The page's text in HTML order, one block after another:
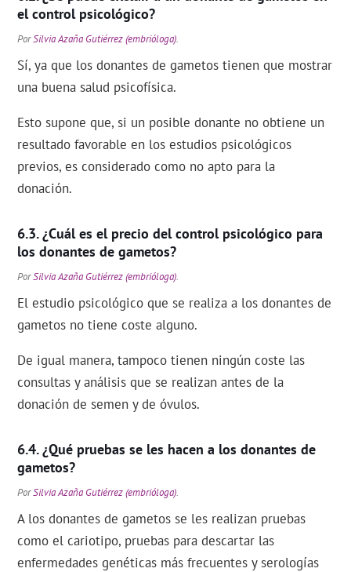
el control psicológico?
PorSilvia Azaña Gutiérrez (embrióloga).
Sí, ya que los donantes de gametos tienen que mostrar
una buena salud psicofísica.
Esto supone que, si un posible donante no obtiene un
resultado favorable en los estudios psicológicos
previos, es considerado como no apto para la
donación.
¿Cuál es el precio del control psicológico para
los donantes de gametos?
PorSilvia Azaña Gutiérrez (embrióloga).
El estudio psicológico que se realiza a los donantes de
gametos no tiene coste alguno.
De igual manera, tampoco tienen ningún coste las
consultas y análisis que se realizan antes de la
donación de semen y de óvulos.
¿Qué pruebas se les hacen a los donantes de
gametos?
PorSilvia Azaña Gutiérrez (embrióloga).
A los donantes de gametos se les realizan pruebas
como el cariotipo, pruebas para descartar las
enfermedades genéticas más frecuentes y serologías